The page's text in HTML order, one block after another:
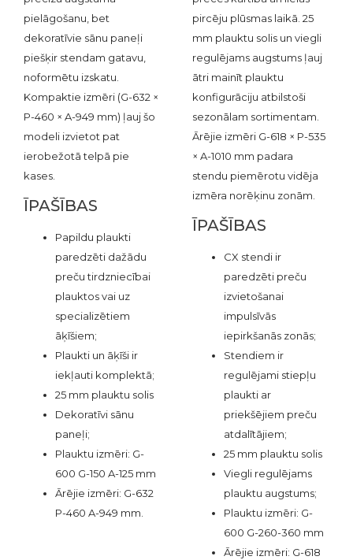
pielāgošanu, bet
dekoratīvie sānu paneļi
piešķir stendam gatavu,
noformētu izskatu.
Kompaktie izmēri (G-632 ×
P-460 × A-949 mm) ļauj šo
modeli izvietot pat
ierobežotā telpā pie
kases.
ĪPAŠĪBAS
Papildu plaukti
paredzēti dažādu
preču tirdzniecībai
plauktos vai uz
specializētiem
āķīšiem;
Plaukti un āķīši ir
iekļauti komplektā;
25 mm plauktu solis
Dekoratīvi sānu
paneļi;
Plauktu izmēri: G-
600 G-150 A-125 mm
Ārējie izmēri: G-632
P-460 A-949 mm.
pircēju plūsmas laikā. 25
mm plauktu solis un viegli
regulējams augstums ļauj
ātri mainīt plauktu
konfigurāciju atbilstoši
sezonālam sortimentam.
Ārējie izmēri G-618 × P-535
× A-1010 mm padara
stendu piemērotu vidēja
izmēra norēķinu zonām.
ĪPAŠĪBAS
CX stendi ir
paredzēti preču
izvietošanai
impulsīvās
iepirkšanās zonās;
Stendiem ir
regulējami stiepļu
plaukti ar
priekšējiem preču
atdalītājiem;
25 mm plauktu solis
Viegli regulējams
plauktu augstums;
Plauktu izmēri: G-
600 G-260-360 mm
Ārējie izmēri: G-618